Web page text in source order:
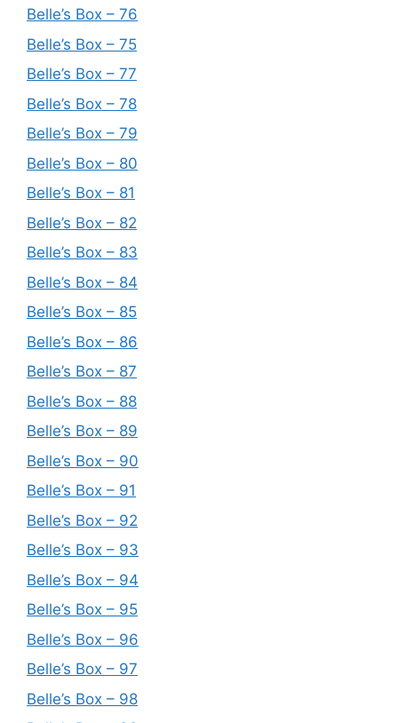
Belle’s Box – 76
Belle’s Box – 75
Belle’s Box – 77
Belle’s Box – 78
Belle’s Box – 79
Belle’s Box – 80
Belle’s Box – 81
Belle’s Box – 82
Belle’s Box – 83
Belle’s Box – 84
Belle’s Box – 85
Belle’s Box – 86
Belle’s Box – 87
Belle’s Box – 88
Belle’s Box – 89
Belle’s Box – 90
Belle’s Box – 91
Belle’s Box – 92
Belle’s Box – 93
Belle’s Box – 94
Belle’s Box – 95
Belle’s Box – 96
Belle’s Box – 97
Belle’s Box – 98